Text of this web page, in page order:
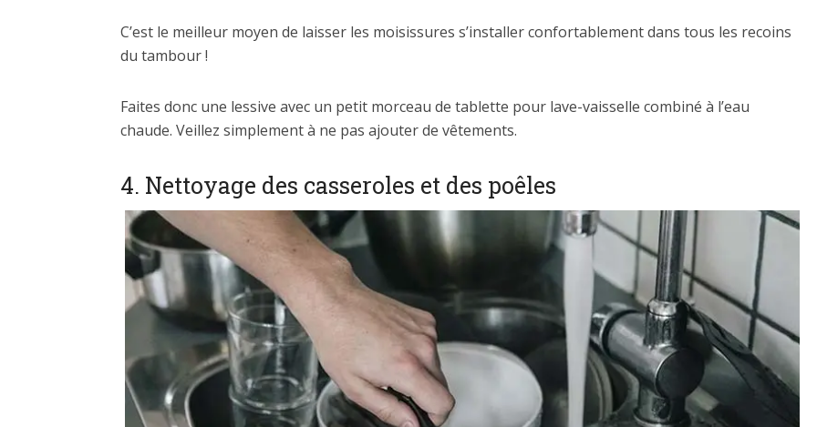
C’est le meilleur moyen de laisser les moisissures s’installer confortablement dans tous les recoins
du tambour !
Faites donc une lessive avec un petit morceau de tablette pour lave-vaisselle combiné à l’eau
chaude. Veillez simplement à ne pas ajouter de vêtements.
4. Nettoyage des casseroles et des poêles